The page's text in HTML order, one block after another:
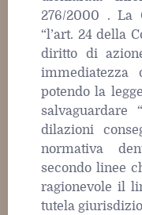
276/2000 . La
“l’art. 24 della
diritto di
immediatezza
potendo la
salvaguardare
dilazioni
normativa
secondo linee
ragionevole il
tutela